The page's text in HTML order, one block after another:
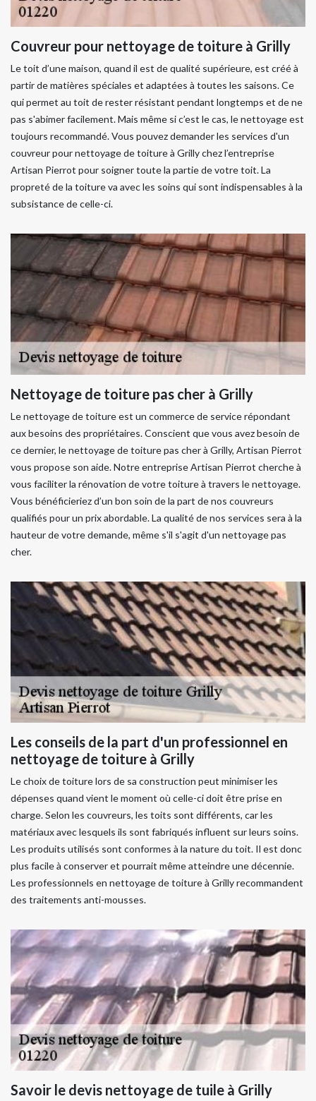
Couvreur pour nettoyage de toiture à Grilly
Le toit d’une maison, quand il est de qualité supérieure, est créé à
partir de matières spéciales et adaptées à toutes les saisons. Ce
qui permet au toit de rester résistant pendant longtemps et de ne
pas s'abimer facilement. Mais même si c’est le cas, le nettoyage est
toujours recommandé. Vous pouvez demander les services d'un
couvreur pour nettoyage de toiture à Grilly chez l’entreprise
Artisan Pierrot pour soigner toute la partie de votre toit. La
propreté de la toiture va avec les soins qui sont indispensables à la
subsistance de celle-ci.
Nettoyage de toiture pas cher à Grilly
Le nettoyage de toiture est un commerce de service répondant
aux besoins des propriétaires. Conscient que vous avez besoin de
ce dernier, le nettoyage de toiture pas cher à Grilly, Artisan Pierrot
vous propose son aide. Notre entreprise Artisan Pierrot cherche à
vous faciliter la rénovation de votre toiture à travers le nettoyage.
Vous bénéficieriez d’un bon soin de la part de nos couvreurs
qualifiés pour un prix abordable. La qualité de nos services sera à la
hauteur de votre demande, même s'il s'agit d'un nettoyage pas
cher.
Les conseils de la part d'un professionnel en
nettoyage de toiture à Grilly
Le choix de toiture lors de sa construction peut minimiser les
dépenses quand vient le moment où celle-ci doit être prise en
charge. Selon les couvreurs, les toits sont différents, car les
matériaux avec lesquels ils sont fabriqués influent sur leurs soins.
Les produits utilisés sont conformes à la nature du toit. Il est donc
plus facile à conserver et pourrait même atteindre une décennie.
Les professionnels en nettoyage de toiture à Grilly recommandent
des traitements anti-mousses.
Savoir le devis nettoyage de tuile à Grilly